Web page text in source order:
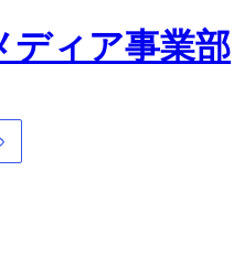
ディア事業部